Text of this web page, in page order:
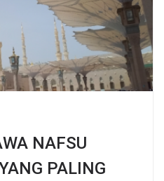
NAFSU
PALING